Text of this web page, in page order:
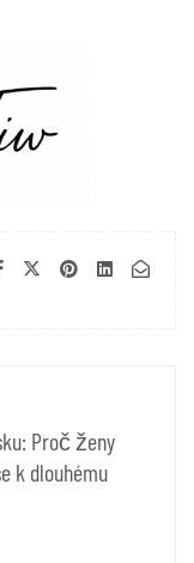
Proč ženy
k dlouhému